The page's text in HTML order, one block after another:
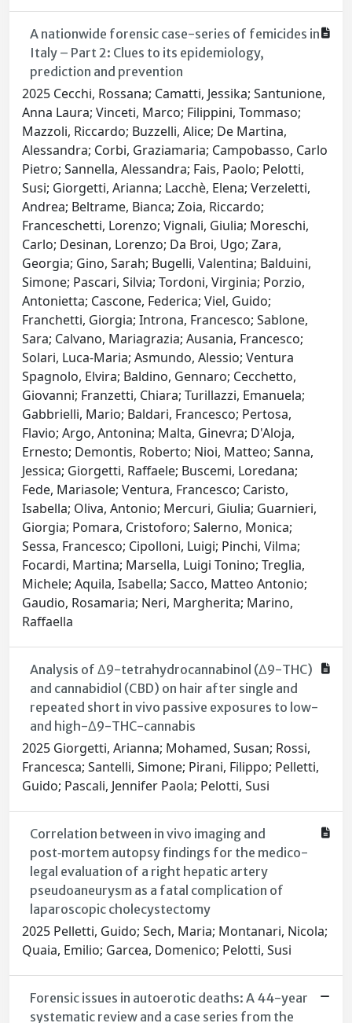
A nationwide forensic case-series of femicides in
Italy – Part 2: Clues to its epidemiology,
prediction and prevention
2025 Cecchi, Rossana; Camatti, Jessika; Santunione,
Anna Laura; Vinceti, Marco; Filippini, Tommaso;
Mazzoli, Riccardo; Buzzelli, Alice; De Martina,
Alessandra; Corbi, Graziamaria; Campobasso, Carlo
Pietro; Sannella, Alessandra; Fais, Paolo; Pelotti,
Susi; Giorgetti, Arianna; Lacchè, Elena; Verzeletti,
Andrea; Beltrame, Bianca; Zoia, Riccardo;
Franceschetti, Lorenzo; Vignali, Giulia; Moreschi,
Carlo; Desinan, Lorenzo; Da Broi, Ugo; Zara,
Georgia; Gino, Sarah; Bugelli, Valentina; Balduini,
Simone; Pascari, Silvia; Tordoni, Virginia; Porzio,
Antonietta; Cascone, Federica; Viel, Guido;
Franchetti, Giorgia; Introna, Francesco; Sablone,
Sara; Calvano, Mariagrazia; Ausania, Francesco;
Solari, Luca-Maria; Asmundo, Alessio; Ventura
Spagnolo, Elvira; Baldino, Gennaro; Cecchetto,
Giovanni; Franzetti, Chiara; Turillazzi, Emanuela;
Gabbrielli, Mario; Baldari, Francesco; Pertosa,
Flavio; Argo, Antonina; Malta, Ginevra; D'Aloja,
Ernesto; Demontis, Roberto; Nioi, Matteo; Sanna,
Jessica; Giorgetti, Raffaele; Buscemi, Loredana;
Fede, Mariasole; Ventura, Francesco; Caristo,
Isabella; Oliva, Antonio; Mercuri, Giulia; Guarnieri,
Giorgia; Pomara, Cristoforo; Salerno, Monica;
Sessa, Francesco; Cipolloni, Luigi; Pinchi, Vilma;
Focardi, Martina; Marsella, Luigi Tonino; Treglia,
Michele; Aquila, Isabella; Sacco, Matteo Antonio;
Gaudio, Rosamaria; Neri, Margherita; Marino,
Raffaella
Analysis of Δ9-tetrahydrocannabinol (Δ9-THC)
and cannabidiol (CBD) on hair after single and
repeated short in vivo passive exposures to low-
and high-Δ9-THC-cannabis
2025 Giorgetti, Arianna; Mohamed, Susan; Rossi,
Francesca; Santelli, Simone; Pirani, Filippo; Pelletti,
Guido; Pascali, Jennifer Paola; Pelotti, Susi
Correlation between in vivo imaging and
post‑mortem autopsy findings for the medico-
legal evaluation of a right hepatic artery
pseudoaneurysm as a fatal complication of
laparoscopic cholecystectomy
2025 Pelletti, Guido; Sech, Maria; Montanari, Nicola;
Quaia, Emilio; Garcea, Domenico; Pelotti, Susi
Forensic issues in autoerotic deaths: A 44-year
systematic review and a case series from the